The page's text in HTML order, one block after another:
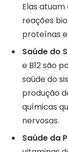
Elas
reações
proteínas
Saúde do
e B12 são
saúde do
produção
químicas
nervosas.
Saúde da